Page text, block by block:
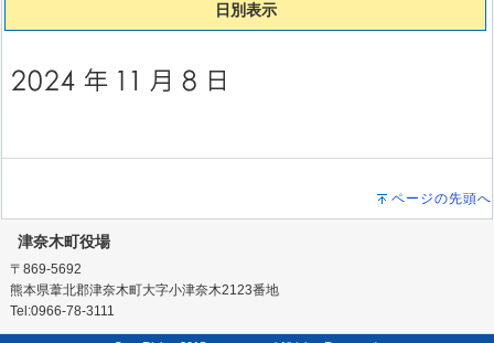
日別表示
ページの先頭へ
津奈木町役場
〒869-5692
熊本県葦北郡津奈木町大字小津奈木2123番地
Tel:0966-78-3111